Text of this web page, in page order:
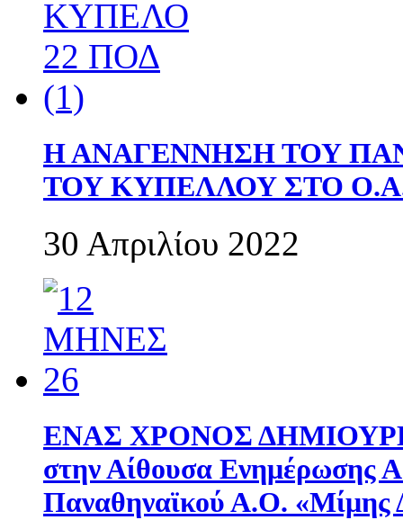
Η ΑΝΑΓΕΝΝΗΣΗ ΤΟΥ
ΤΟΥ ΚΥΠΕΛΛΟΥ ΣΤΟ
30 Απριλίου 2022
ΕΝΑΣ ΧΡΟΝΟΣ
στην Αίθουσα Ενημέρωσης
Παναθηναϊκού Α.Ο. «Μίμης